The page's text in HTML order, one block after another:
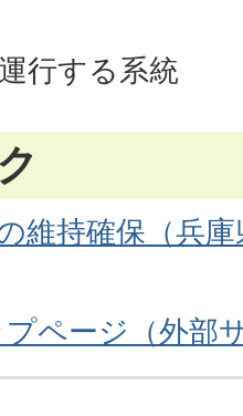
行する系統
維持確保（兵
ページ（外部